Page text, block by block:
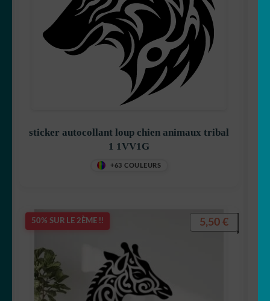
sticker autocollant loup chien animaux tribal
1 1VV1G
+63 COULEURS
50% SUR LE 2ÈME !! 5,50 €